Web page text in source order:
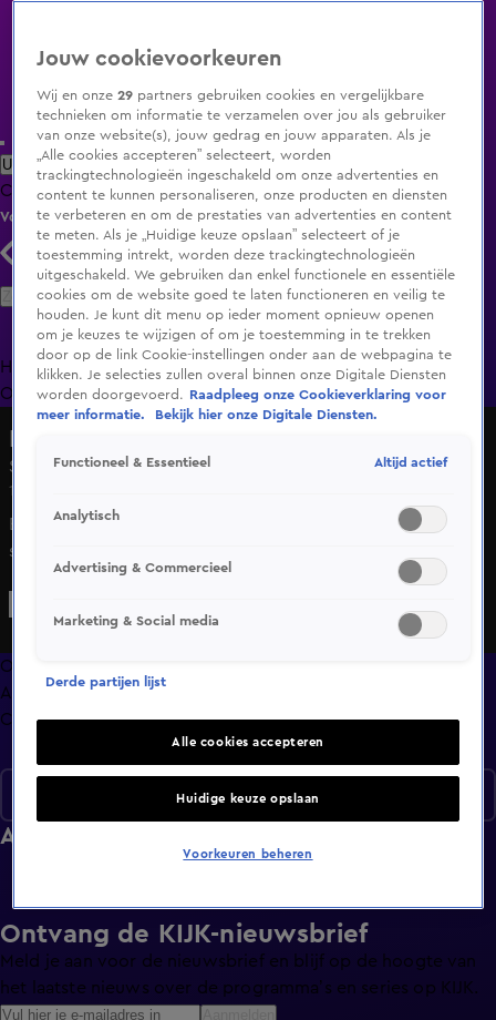
Uitzending Gemist Populaire programma's Zenders Genres
ClipsFilmsRadioSmart TV inlogShop
Volg KIJK
Zoeken
HomeUitzending Gemist Programma's De Bondgenoten
OranjezomerLivestreamsShop
Seizoen 1, aflevering 7
17 dec 2022, 20:00
Bekijk aflevering 7 van Liedje op het Eerste Gezicht uit
seizoen 1 hier. Deze aflevering is uitgezonden op 17
december, 20:00 uur bij SBS6. Liedje op het Eerste Gezicht
leeftijden
Overzicht
Afleveringen
Clips
Afleveringen
Ontvang de KIJK-nieuwsbrief
Meld je aan voor de nieuwsbrief en blijf op de hoogte van
het laatste nieuws over de programma’s en series op KIJK.
Jouw cookievoorkeuren
Wij en onze29 partners gebruiken cookies en vergelijkbare
technieken om informatie te verzamelen over jou als gebruiker
van onze website(s), jouw gedrag en jouw apparaten. Als je
„Alle cookies accepteren” selecteert, worden
trackingtechnologieën ingeschakeld om onze advertenties en
content te kunnen personaliseren, onze producten en diensten
te verbeteren en om de prestaties van advertenties en content
te meten. Als je „Huidige keuze opslaan” selecteert of je
toestemming intrekt, worden deze trackingtechnologieën
uitgeschakeld. We gebruiken dan enkel functionele en essentiële
cookies om de website goed te laten functioneren en veilig te
houden. Je kunt dit menu op ieder moment opnieuw openen
om je keuzes te wijzigen of om je toestemming in te trekken
door op de link Cookie-instellingen onder aan de webpagina te
klikken. Je selecties zullen overal binnen onze Digitale Diensten
worden doorgevoerd.
Raadpleeg onze Cookieverklaring voor
meer informatie.
Bekijk hier onze Digitale Diensten.
Functioneel & Essentieel Altijd actief
Analytisch
Advertising & Commercieel
Marketing & Social media
Derde partijen lijst
Alle cookies accepteren
Huidige keuze opslaan
Voorkeuren beheren